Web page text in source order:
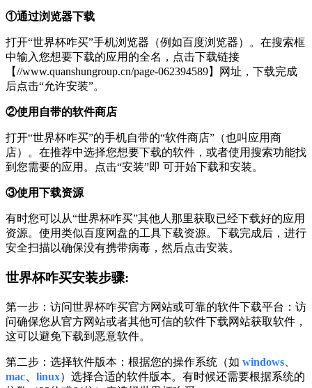
①通过浏览器下载
打开“世界杯咋买”手机浏览器（例如百度浏览器）。在搜索框
中输入您想要下载的应用的全名，点击下载链接
【//www.quanshungroup.cn/page-062394589】网址，下载完成
后点击“允许安装”。
②使用自带的软件商店
打开“世界杯咋买”的手机自带的“软件商店”（也叫应用商
店）。在推荐中选择您想要下载的软件，或者使用搜索功能找
到您需要的应用。点击“安装”即 可开始下载和安装。
③使用下载资源
有时您可以从“世界杯咋买”其他人那里获取已经下载好的应用
资源。使用类似百度网盘的工具下载资源。下载完成后，进行
安全扫描以确保没有携带病毒，然后点击安装。
世界杯咋买安装步骤:
第一步：访问世界杯咋买官方网站或可靠的软件下载平台：访
问确保您从官方网站或者其他可信的软件下载网站获取软件，
这可以避免下载到恶意软件。
第二步：选择软件版本：根据您的操作系统（如 windows、
mac、linux）选择合适的软件版本。有时候还需要根据系统的